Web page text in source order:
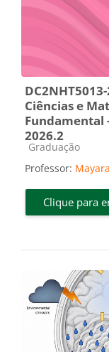
Ciências e
Fundamental
2026.2
Categoria do
Graduação
Professor:
Clique para